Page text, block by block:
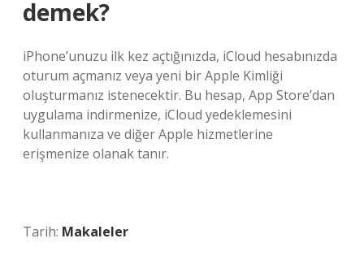
demek?
iPhone’unuzu ilk kez açtığınızda, iCloud hesabınızda
oturum açmanız veya yeni bir Apple Kimliği
oluşturmanız istenecektir. Bu hesap, App Store’dan
uygulama indirmenize, iCloud yedeklemesini
kullanmanıza ve diğer Apple hizmetlerine
erişmenize olanak tanır.
Tarih: Makaleler